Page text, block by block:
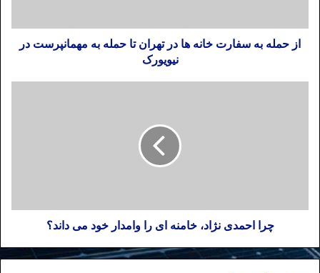
از حمله به سفارت خانه ها در تهران تا حمله به مهمانپرست در
نیویورک
چرا احمدی نژاد، خامنه ای را وامدار خود می داند؟